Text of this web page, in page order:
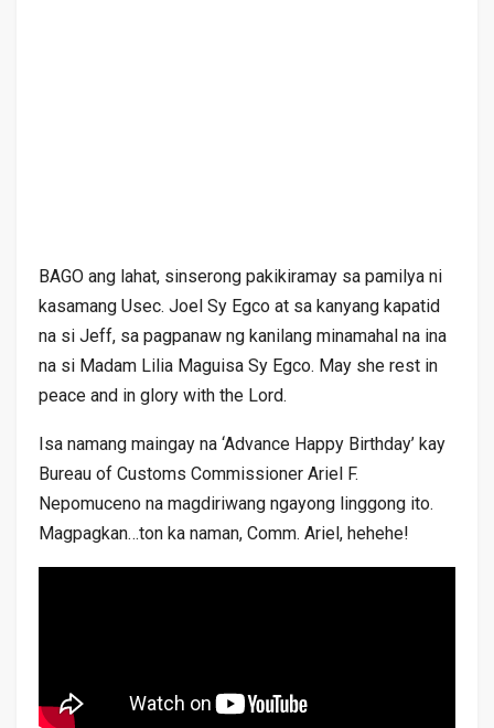
BAGO ang lahat, sinserong pakikiramay sa pamilya ni
kasamang Usec. Joel Sy Egco at sa kanyang kapatid
na si Jeff, sa pagpanaw ng kanilang minamahal na ina
na si Madam Lilia Maguisa Sy Egco. May she rest in
peace and in glory with the Lord.
Isa namang maingay na ‘Advance Happy Birthday’ kay
Bureau of Customs Commissioner Ariel F.
Nepomuceno na magdiriwang ngayong linggong ito.
Magpagkan…ton ka naman, Comm. Ariel, hehehe!